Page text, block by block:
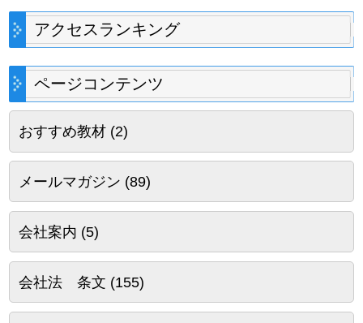
アクセスランキング
ページコンテンツ
おすすめ教材(2)
メールマガジン (89)
会社案内 (5)
会社法 条文 (155)